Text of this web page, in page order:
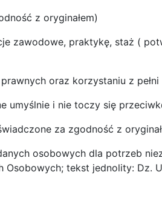
z oryginałem)
zawodowe, praktykę, staż (
oraz korzystaniu z
umyślnie i nie toczy się
za zgodność z
osobowych dla potrzeb
tekst jednolity: Dz.